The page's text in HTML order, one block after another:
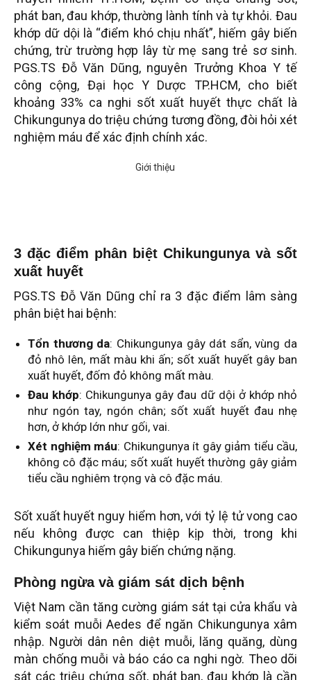
phát ban, đau khớp, thường lành tính và tự khỏi. Đau
khớp dữ dội là “điểm khó chịu nhất”, hiếm gây biến
chứng, trừ trường hợp lây từ mẹ sang trẻ sơ sinh.
PGS.TS Đỗ Văn Dũng, nguyên Trưởng Khoa Y tế
công cộng, Đại học Y Dược TP.HCM, cho biết
khoảng 33% ca nghi sốt xuất huyết thực chất là
Chikungunya do triệu chứng tương đồng, đòi hỏi xét
nghiệm máu để xác định chính xác.
3 đặc điểm phân biệt Chikungunya và sốt
xuất huyết
PGS.TS Đỗ Văn Dũng chỉ ra 3 đặc điểm lâm sàng
phân biệt hai bệnh:
Tổn thương da: Chikungunya gây dát sẩn, vùng da
đỏ nhô lên, mất màu khi ấn; sốt xuất huyết gây ban
xuất huyết, đốm đỏ không mất màu.
Đau khớp: Chikungunya gây đau dữ dội ở khớp nhỏ
như ngón tay, ngón chân; sốt xuất huyết đau nhẹ
hơn, ở khớp lớn như gối, vai.
Xét nghiệm máu: Chikungunya ít gây giảm tiểu cầu,
không cô đặc máu; sốt xuất huyết thường gây giảm
tiểu cầu nghiêm trọng và cô đặc máu.
Sốt xuất huyết nguy hiểm hơn, với tỷ lệ tử vong cao
nếu không được can thiệp kịp thời, trong khi
Chikungunya hiếm gây biến chứng nặng.
Phòng ngừa và giám sát dịch bệnh
Việt Nam cần tăng cường giám sát tại cửa khẩu và
kiểm soát muỗi Aedes để ngăn Chikungunya xâm
nhập. Người dân nên diệt muỗi, lăng quăng, dùng
màn chống muỗi và báo cáo ca nghi ngờ. Theo dõi
sát các triệu chứng sốt, phát ban, đau khớp là cần